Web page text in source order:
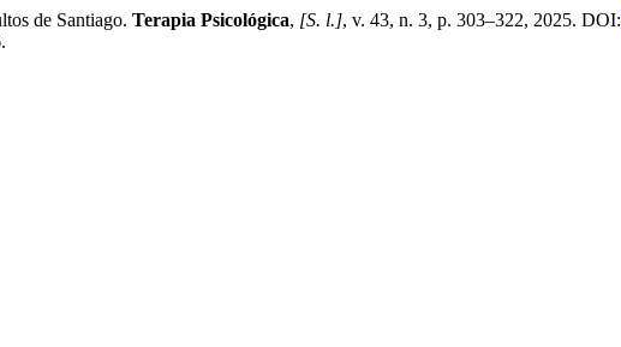
de Santiago. Terapia Psicológica, [S. l.], v. 43, n. 3, p. 303–322, 2025. DOI: